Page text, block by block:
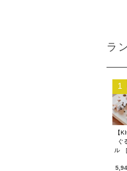
ラ
1
【
ぐ
ル [